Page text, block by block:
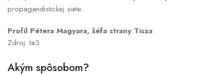
propagandistickej siete.
Profil Pétera Magyara, šéfa strany Tisza
Zdroj: ta3
Akým spôsobom?